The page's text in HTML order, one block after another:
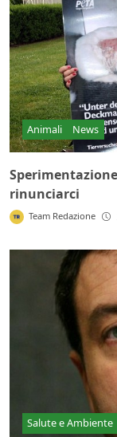
Animali News
rinunciarci
Team Redazione
Salute e Ambiente